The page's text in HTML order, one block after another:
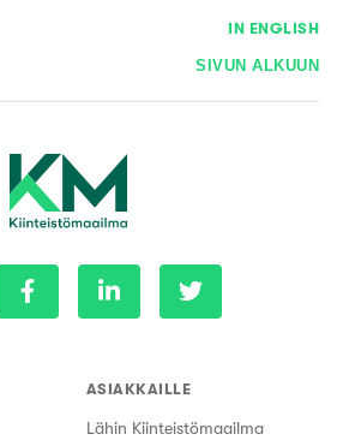
IN ENGLISH
SIVUN ALKUUN
ASIAKKAILLE
Lähin Kiinteistömaailma